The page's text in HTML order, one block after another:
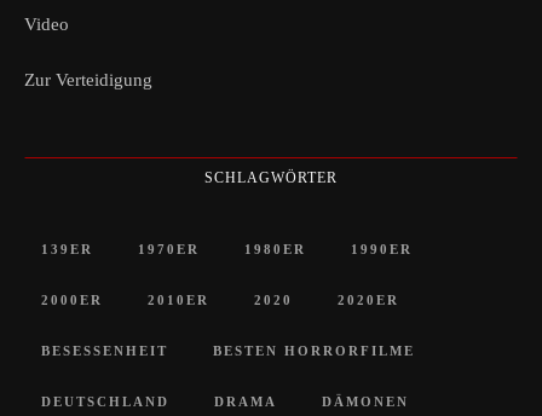
Video
Zur Verteidigung
SCHLAGWÖRTER
139ER 1970ER 1980ER 1990ER
2000ER 2010ER 2020 2020ER
BESESSENHEIT BESTEN HORRORFILME
DEUTSCHLAND DRAMA DÄMONEN